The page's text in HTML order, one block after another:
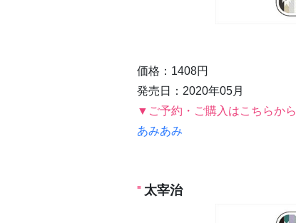
価格：1408円
発売日：2020年05月
▼ご予約・ご購入はこちらから
あみあみ
太宰治